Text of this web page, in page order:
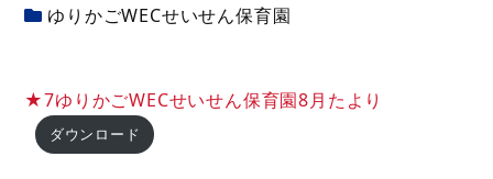
カテゴリー
ゆりかごWECせいせん保育園
★7ゆりかごWECせいせん保育園8月たより
ダウンロード